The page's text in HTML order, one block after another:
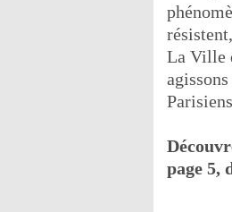
La Ville
page 5,